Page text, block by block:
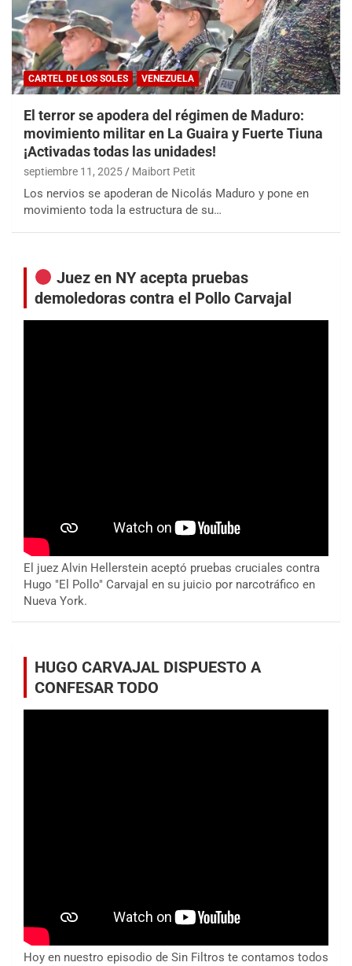
CARTEL DE LOS SOLES VENEZUELA
El terror se apodera del régimen de Maduro:
movimiento militar en La Guaira y Fuerte Tiuna
¡Activadas todas las unidades!
septiembre 11, 2025 Maibort Petit
Los nervios se apoderan de Nicolás Maduro y pone en
movimiento toda la estructura de su…
Juez en NY acepta pruebas
demoledoras contra el Pollo Carvajal
El juez Alvin Hellerstein aceptó pruebas cruciales contra
Hugo "El Pollo" Carvajal en su juicio por narcotráfico en
Nueva York.
HUGO CARVAJAL DISPUESTO A
CONFESAR TODO
Hoy en nuestro episodio de Sin Filtros te contamos todos